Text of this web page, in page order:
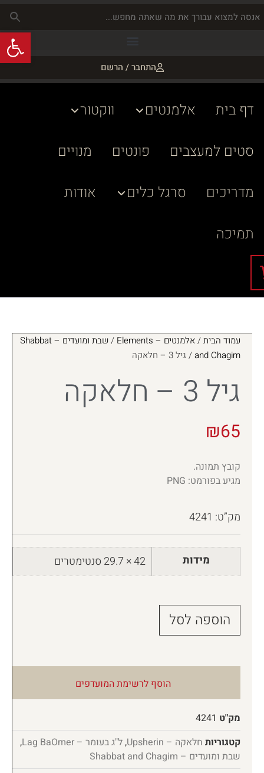
התחבר / הרשם
דף בית אלמנטים
ווקטור
סטים למעצבים
פונטים
מנויים
מדריכים
סרגל כלים
אודות
תמיכה
עמוד הבית/אלמנטים – Elements /
שבת ומועדים – Shabbat
and Chagim/ גיל 3 – חלאקה
גיל 3 – חלאקה
₪65
קובץ תמונה.
מגיע בפורמט: PNG
מק”ט: 4241
מידות 42 × 29.7 סנטימטרים
הוספה לסל
הוסף לרשימת המועדפים
מק"ט 4241
קטגוריות חלאקה – Upsherin ,ל"ג בעומר – Lag BaOmer
,
שבת ומועדים – Shabbat and Chagim